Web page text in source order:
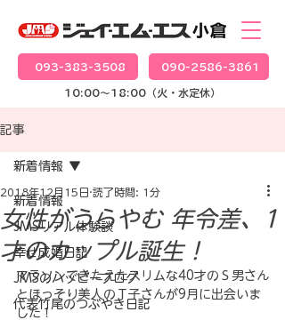
093-383-3508 090-2586-3861
10:00～18:00（火・水定休）
記事
新着情報
JMSリアル体験談
幸せ成婚日記
JMSのハッピーブログ
代表竹尾のつぶやき日記
新着情報
女性がうらやむ 年令差、1
才のカップル誕生！
2018年12月15日 読了時間: 1分
マラソンできたえたスリムな40才のＳ男さん
とほっそり美人のＴ子さんが9月に出会いま
した！